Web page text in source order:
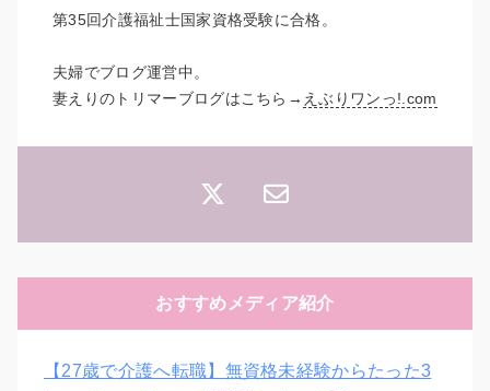
第35回介護福祉士国家資格受験に合格。
夫婦でブログ運営中。
妻えりのトリマーブログはこちら→ えぶりワンっ!.com
おすすめメディア紹介
【27歳で介護へ転職】無資格未経験からたった3